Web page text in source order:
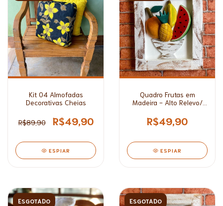
Kit 04 Almofadas
Decorativas Cheias
R$89,90 R$49,90
ESPIAR
Quadro Frutas em
Madeira - Alto Relevo/
R$49,90
ESPIAR
ESGOTADO ESGOTADO